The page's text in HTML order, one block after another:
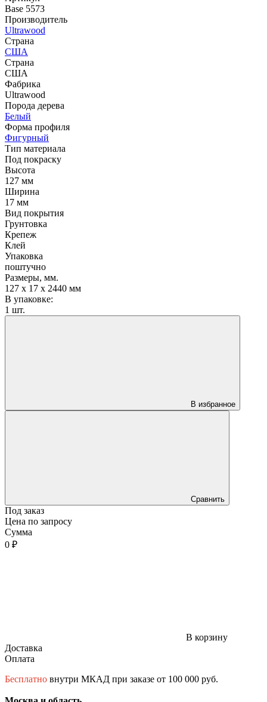
Base 5573
Производитель
Ultrawood
Страна
США
Страна
США
Фабрика
Ultrawood
Порода дерева
Белый
Форма профиля
Фигурный
Тип материала
Под покраску
Высота
127 мм
Ширина
17 мм
Вид покрытия
Грунтовка
Крепеж
Клей
Упаковка
поштучно
Размеры, мм.
127 х 17 х 2440 мм
В упаковке:
1 шт.
В избранное
Сравнить
Под заказ
Цена по запросу
Сумма
0 ₽
В корзину
Доставка
Оплата
Бесплатно внутри МКАД при заказе от 100 000 руб.